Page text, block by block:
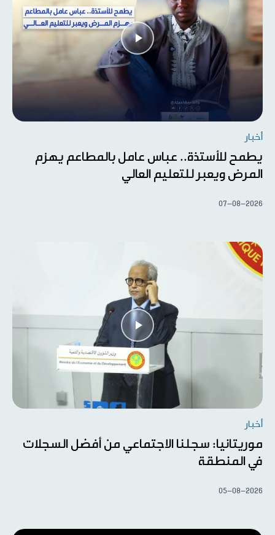
أخبار
يطمح للأستذة.. عباس عامل بالمطاعم يهزم
المرض ويعبر للتعليم العالي
07-08-2026
أخبار
موريتانيا: سجلنا الاجتماعي من أفضل السجلات
في المنطقة
05-08-2026